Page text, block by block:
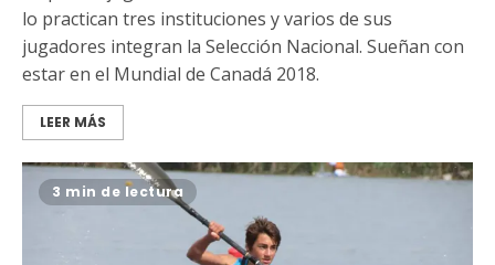
lo practican tres instituciones y varios de sus
jugadores integran la Selección Nacional. Sueñan con
estar en el Mundial de Canadá 2018.
LEER MÁS
3 min de lectura